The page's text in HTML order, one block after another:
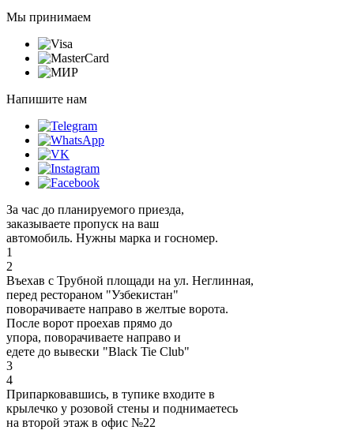
Мы принимаем
Напишите нам
За час до планируемого приезда,
заказываете пропуск на ваш
автомобиль. Нужны марка и госномер.
1
2
Въехав с Трубной площади на ул. Неглинная,
перед рестораном "Узбекистан"
поворачиваете направо в желтые ворота.
После ворот проехав прямо до
упора, поворачиваете направо и
едете до вывески "Black Tie Club"
3
4
Припарковавшись, в тупике входите в
крылечко у розовой стены и поднимаетесь
на второй этаж в офис №22